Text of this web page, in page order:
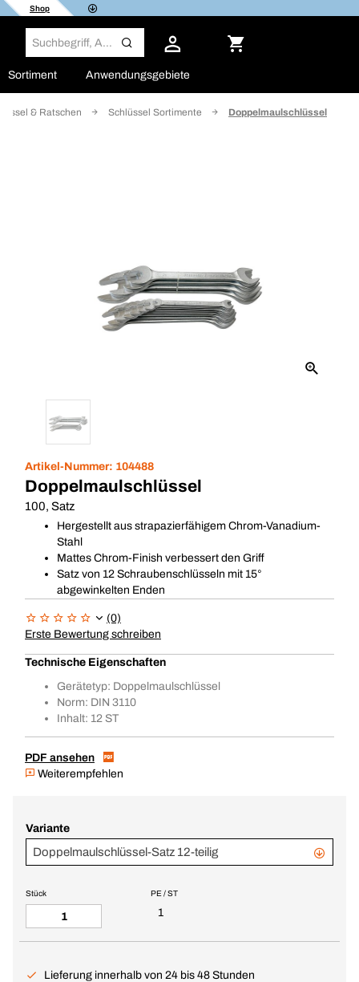
Shop
Sortiment Anwendungsgebiete
& Ratschen Schlüssel Sortimente Doppelmaulschlüssel
Artikel-Nummer: 104488
Doppelmaulschlüssel
100, Satz
Hergestellt aus strapazierfähigem Chrom-Vanadium-
Stahl
Mattes Chrom-Finish verbessert den Griff
Satz von 12 Schraubenschlüsseln mit 15°
abgewinkelten Enden
(0)
Erste Bewertung schreiben
Technische Eigenschaften
Gerätetyp: Doppelmaulschlüssel
Norm: DIN 3110
Inhalt: 12 ST
PDF ansehen
Weiterempfehlen
Variante
Doppelmaulschlüssel-Satz 12-teilig
PE / ST
1
Stück
Lieferung innerhalb von 24 bis 48 Stunden